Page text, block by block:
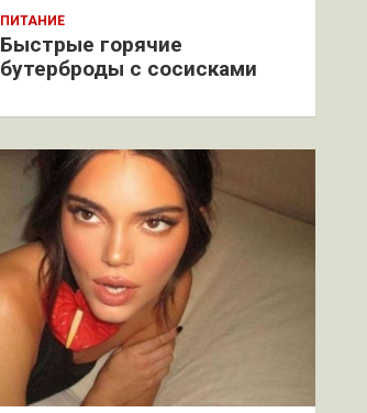
ПИТАНИЕ
Быстрые горячие
бутерброды с сосисками